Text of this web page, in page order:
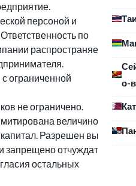
о-
персоной и
по
распространяется на
ограниченной
не ограничено.
величиной
Разрешен выпуск
запрещено отчуждать
остальных